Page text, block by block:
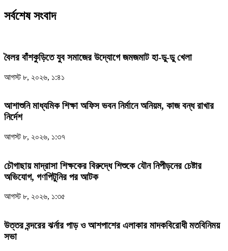
সর্বশেষ সংবাদ
বৈলর বাঁশকুড়িতে যুব সমাজের উদ্যোগে জমজমাট হা-ডু-ডু খেলা
আগস্ট ৮, ২০২৬, ১:৪১
আশাশুনি মাধ্যমিক শিক্ষা অফিস ভবন নির্মানে অনিয়ম, কাজ বন্ধ রাখার
নির্দেশ
আগস্ট ৮, ২০২৬, ১:৩৭
চৌগাছায় মাদ্রাসা শিক্ষকের বিরুদ্ধে শিশুকে যৌন নিপীড়নের চেষ্টার
অভিযোগ, গণপিটুনির পর আটক
আগস্ট ৮, ২০২৬, ১:৩৫
উত্তর বন্দরের ঝর্নার পাড় ও আশপাশের এলাকার মাদকবিরোধী মতবিনিময়
সভা